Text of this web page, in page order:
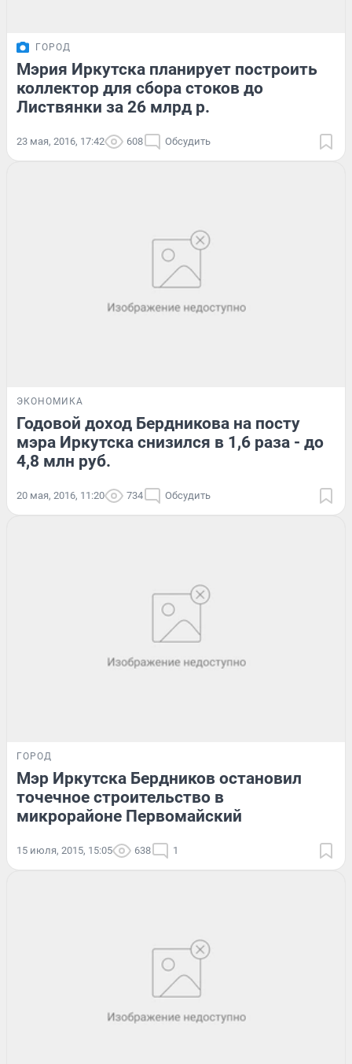
ГОРОД
Мэрия Иркутска планирует построить
коллектор для сбора стоков до
Листвянки за 26 млрд р.
23 мая, 2016, 17:42 608 Обсудить
ЭКОНОМИКА
Годовой доход Бердникова на посту
мэра Иркутска снизился в 1,6 раза - до
4,8 млн руб.
20 мая, 2016, 11:20 734 Обсудить
ГОРОД
Мэр Иркутска Бердников остановил
точечное строительство в
микрорайоне Первомайский
15 июля, 2015, 15:05 638 1